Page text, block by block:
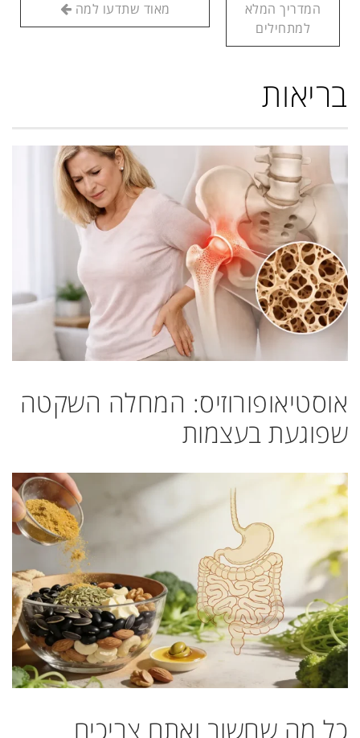
המדריך המלא
למתחילים
מאוד שתדעו למה
בריאות
אוסטיאופורוזיס: המחלה השקטה
שפוגעת בעצמות
כל מה שחשוב ואתם צריכים